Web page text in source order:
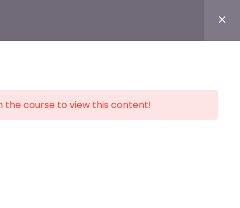
the course to view this content!